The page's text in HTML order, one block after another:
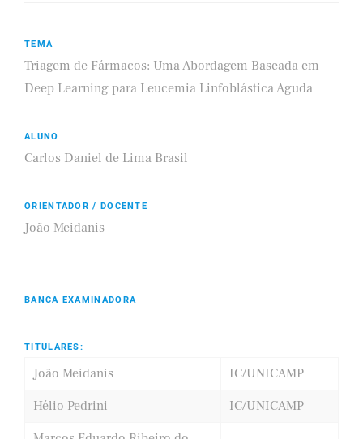
TEMA
Triagem de Fármacos: Uma Abordagem Baseada em
Deep Learning para Leucemia Linfoblástica Aguda
ALUNO
Carlos Daniel de Lima Brasil
ORIENTADOR / DOCENTE
João Meidanis
BANCA EXAMINADORA
TITULARES:
João Meidanis
IC/UNICAMP
Hélio Pedrini
IC/UNICAMP